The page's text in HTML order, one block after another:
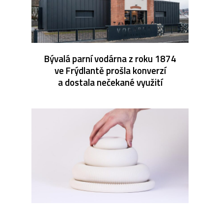
Bývalá parní vodárna z roku 1874
ve Frýdlantě prošla konverzí
a dostala nečekané využití